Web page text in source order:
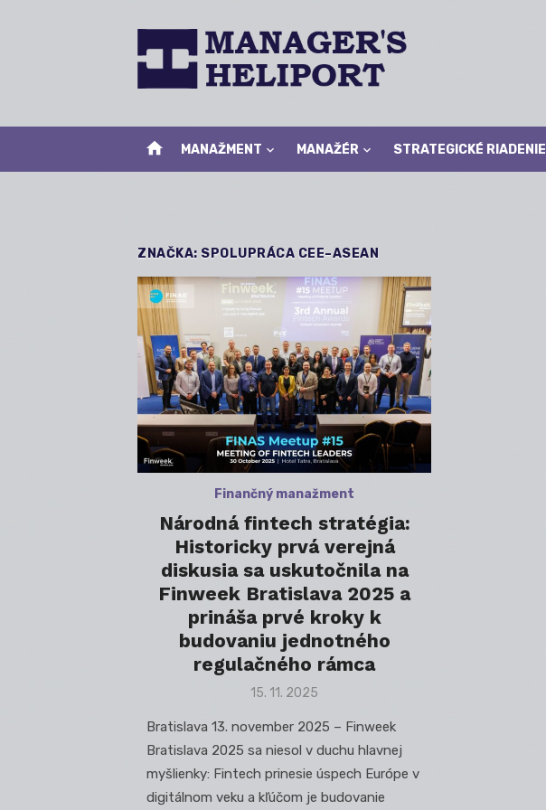
home MANAŽMENT MANAŽÉR STRATEGICKÉ RIADENIE
ZNAČKA: SPOLUPRÁCA CEE–ASEAN
Finančný manažment
Národná fintech stratégia:
Historicky prvá verejná
diskusia sa uskutočnila na
Finweek Bratislava 2025 a
prináša prvé kroky k
budovaniu jednotného
regulačného rámca
Posted
15. 11. 2025
Bratislava 13. november 2025 – Finweek
Bratislava 2025 sa niesol v duchu hlavnej
myšlienky: Fintech prinesie úspech Európe v
digitálnom veku a kľúčom je budovanie